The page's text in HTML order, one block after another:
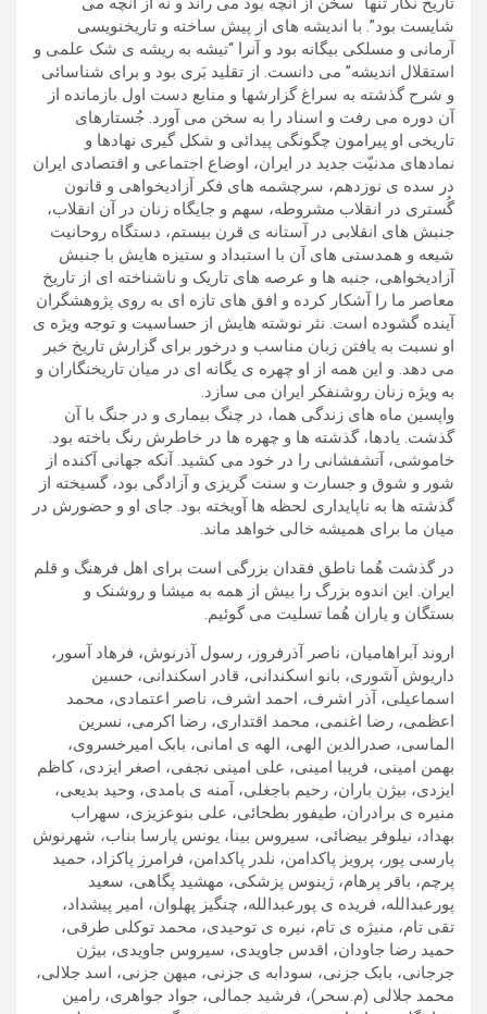
شایست بود”. با اندیشه های از پیش ساخته و تاریخنویسی
آرمانی و مسلکی بیگانه بود و آنرا “تیشه به ریشه ی شک علمی و
استقلال اندیشه” می دانست. از تقلید بَری بود و برای شناسائی
و شرح گذشته به سراغ گزارشها و منابع دست اول بازمانده از
آن دوره می رفت و اسناد را به سخن می آورد. جُستارهای
تاریخی او پیرامون چگونگی پیدائی و شکل گیری نهادها و
نمادهای مدنیّت جدید در ایران، اوضاع اجتماعی و اقتصادی ایران
در سده ی نوزدهم، سرچشمه های فکر آزادیخواهی و قانون
گُستری در انقلاب مشروطه، سهم و جایگاه زنان در آن انقلاب،
جنبش های انقلابی در آستانه ی قرن بیستم، دستگاه روحانیت
شیعه و همدستی های آن با استبداد و ستیزه هایش با جنبش
آزادیخواهی، جنبه ها و عرصه های تاریک و ناشناخته ای از تاریخ
معاصر ما را آشکار کرده و افق های تازه ای به روی پژوهشگران
آینده گشوده است. نثر نوشته هایش از حساسیت و توجه ویژه ی
او نسبت به یافتن زبان مناسب و درخور برای گزارش تاریخ خبر
می دهد. و این همه از او چهره ی یگانه ای در میان تاریخنگاران و
به ویژه زنان روشنفکر ایران می سازد.
واپسین ماه های زندگی هما، در چنگ بیماری و در جنگ با آن
گذشت. یادها، گذشته ها و چهره ها در خاطرش رنگ باخته بود.
خاموشی، آتشفشانی را در خود می کشید. آنکه جهانی آکنده از
شور و شوق و جسارت و سنت گریزی و آزادگی بود، گسیخته از
گذشته ها به ناپایداری لحظه ها آویخته بود. جای او و حضورش در
میان ما برای همیشه خالی خواهد ماند.
در گذشت هُما ناطق فقدان بزرگی است برای اهل فرهنگ و قلم
ایران. این اندوه بزرگ را بیش از همه به میشا و روشنک و
بستگان و یاران هُما تسلیت می گوئیم.
اروند آبراهامیان، ناصر آذرفروز، رسول آذرنوش، فرهاد آسور،
داریوش آشوری، بانو اسکندانی، قادر اسکندانی، حسین
اسماعیلی، آذر اشرف، احمد اشرف، ناصر اعتمادی، محمد
اعظمی، رضا اغنمی، محمد اقتداری، رضا اکرمی، نسرین
الماسی، صدرالدین الهی، الهه ی امانی، بابک امیرخسروی،
بهمن امینی، فریبا امینی، علی امینی نجفی، اصغر ایزدی، کاظم
ایزدی، بیژن باران، رحیم باجغلی، آمنه ی بامدی، وحید بدیعی،
منیره ی برادران، طیفور بطحائی، علی بنوعزیزی، سهراب
بهداد، نیلوفر بیضائی، سیروس بینا، یونس پارسا بناب، شهرنوش
پارسی پور، پرویز پاکدامن، نلدر پاکدامن، فرامرز پاکزاد، حمید
پرچم، باقر پرهام، ژینوس پزشکی، مهشید پگاهی، سعید
پورعبدالله، فریده ی پورعبدالله، چنگیز پهلوان، امیر پیشداد،
تقی تام، منیژه ی تام، نیره ی توحیدی، محمد توکلی طرقی،
حمید رضا جاودان، اقدس جاویدی، سیروس جاویدی، بیژن
جرجانی، بابک جزنی، سودابه ی جزنی، میهن جزنی، اسد جلالی،
محمد جلالی (م.سحر)، فرشید جمالی، جواد جواهری، رامین